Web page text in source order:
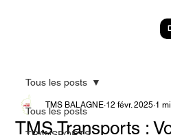
Tous les posts
Tous les posts
TMS Transports :
TMS BALAGNE 12 févr. 2025 1